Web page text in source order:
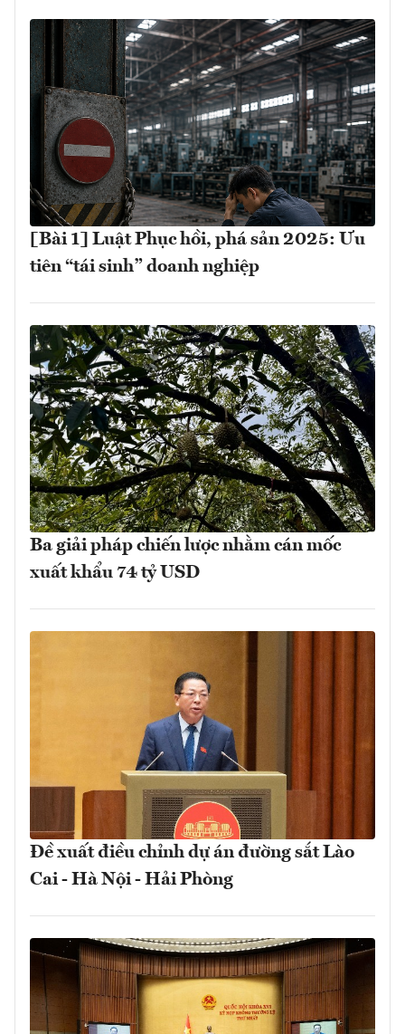
[Bài 1] Luật Phục hồi, phá sản 2025: Ưu
tiên “tái sinh” doanh nghiệp
Ba giải pháp chiến lược nhằm cán mốc
xuất khẩu 74 tỷ USD
Đề xuất điều chỉnh dự án đường sắt Lào
Cai - Hà Nội - Hải Phòng